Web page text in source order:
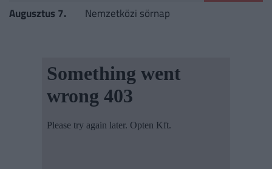
Augusztus 7. Nemzetközi sörnap